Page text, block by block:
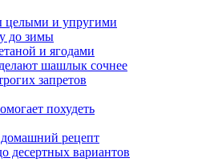
целыми и упругими
до зимы
и ягодами
шашлык сочнее
запретов
похудеть
рецепт
десертных вариантов